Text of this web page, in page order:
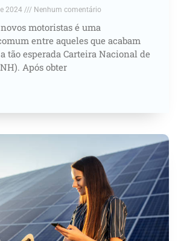
2024 Nenhum comentário
motoristas é uma
entre aqueles que acabam
tão esperada Carteira Nacional de
Após obter